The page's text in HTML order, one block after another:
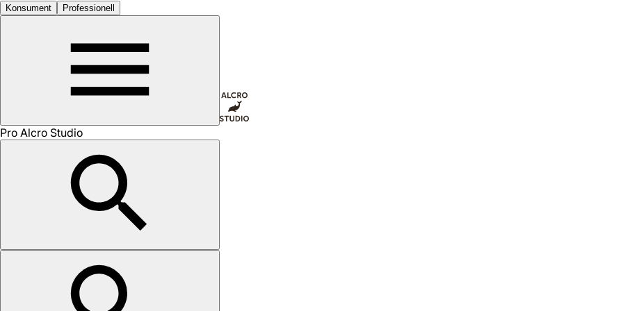
Konsument Professionell
Pro Alcro Studio